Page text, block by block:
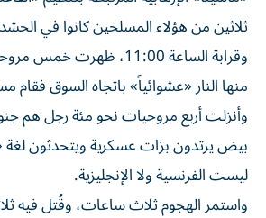
ثلاثين من هؤلاء المسلحين كانوا في
وقرابة الساعة 11:00،
منها النار «عشوائياً» باتجاه السوق فقام
وأنزلت أربع مروحيات نحو مئة رجل هم
بيض يرتدون بزات عسكرية ويتحدثون لغة
ليست الفرنسية ولا الإنجليزية.
واستمر الهجوم ثلاث ساعات، وقُتل فيه